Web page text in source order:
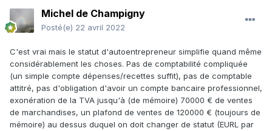
Michel de Champigny
Posté(e) 22 avril 2022
C'est vrai mais le statut d'autoentrepreneur simplifie quand même
considérablement les choses. Pas de comptabilité compliquée
(un simple compte dépenses/recettes suffit), pas de comptable
attitré, pas d'obligation d'avoir un compte bancaire professionnel,
exonération de la TVA jusqu'à (de mémoire) 70000 € de ventes
de marchandises, un plafond de ventes de 120000 € (toujours de
mémoire) au dessus duquel on doit changer de statut (EURL par